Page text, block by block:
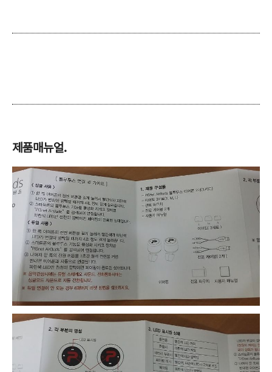
제품매뉴얼.